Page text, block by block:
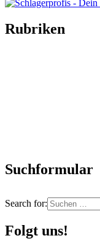
Rubriken
Suchformular
Search for:
Folgt uns!